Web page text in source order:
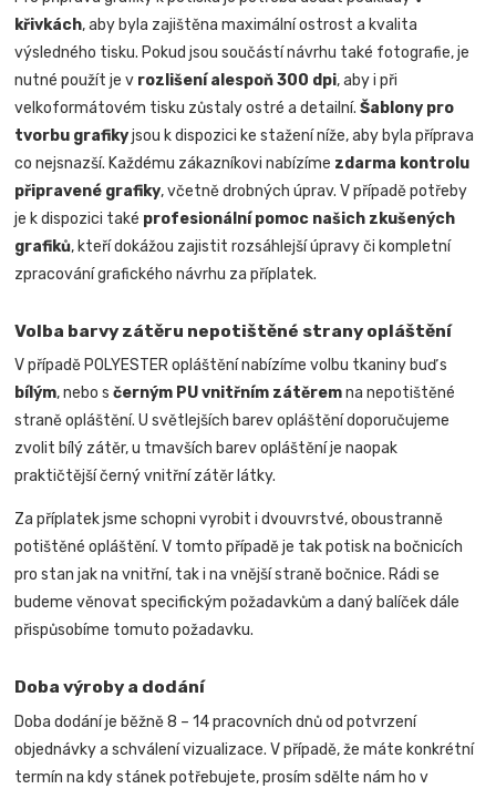
křivkách, aby byla zajištěna maximální ostrost a kvalita
výsledného tisku. Pokud jsou součástí návrhu také fotografie, je
nutné použít je v rozlišení alespoň 300 dpi, aby i při
velkoformátovém tisku zůstaly ostré a detailní.Šablony pro
tvorbu grafikyjsou k dispozici ke stažení níže, aby byla příprava
co nejsnazší. Každému zákazníkovi nabízíme zdarma kontrolu
připravené grafiky, včetně drobných úprav. V případě potřeby
je k dispozici také profesionální pomoc našich zkušených
grafiků, kteří dokážou zajistit rozsáhlejší úpravy či kompletní
zpracování grafického návrhu za příplatek.
Volba barvy zátěru nepotištěné strany opláštění
V případě POLYESTER opláštění nabízíme volbu tkaniny buď s
bílým, nebo sčerným PU vnitřním zátěremna nepotištěné
straně opláštění. U světlejších barev opláštění doporučujeme
zvolit bílý zátěr, u tmavších barev opláštění je naopak
praktičtější černý vnitřní zátěr látky.
Za příplatek jsme schopni vyrobit i dvouvrstvé, oboustranně
potištěné opláštění. V tomto případě je tak potisk na bočnicích
pro stan jak na vnitřní, tak i na vnější straně bočnice. Rádi se
budeme věnovat specifickým požadavkům a daný balíček dále
přispůsobíme tomuto požadavku.
Doba výroby a dodání
Doba dodání je běžně 8 – 14 pracovních dnů od potvrzení
objednávky a schválení vizualizace. V případě, že máte konkrétní
termín na kdy stánek potřebujete, prosím sdělte nám ho v